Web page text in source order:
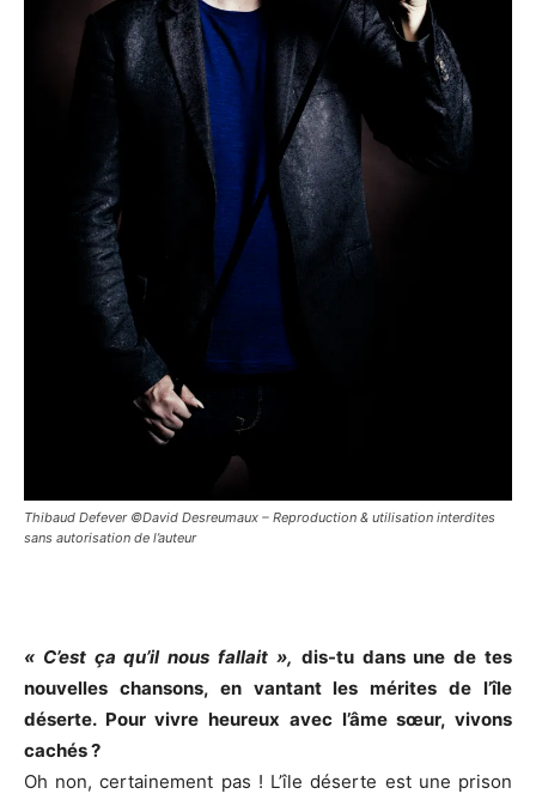
Thibaud Defever ©David Desreumaux – Reproduction & utilisation interdites
sans autorisation de l’auteur
« C’est ça qu’il nous fallait », dis-tu dans une de tes
nouvelles chansons, en vantant les mérites de l’île
déserte. Pour vivre heureux avec l’âme sœur, vivons
cachés ?
Oh non, certainement pas ! L’île déserte est une prison